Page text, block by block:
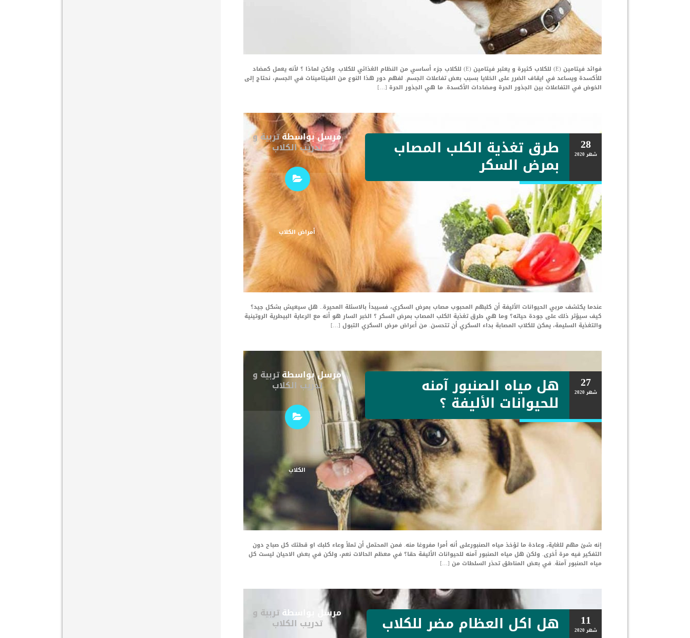
فوائد فيتامين (E) للكلاب كثيرة و يعتبر فيتامين (E) للكلاب جزء أساسي من النظام الغذائي للكلاب. ولكن لماذا ؟ لأنه يعمل كمضاد
للأكسدة ويساعد في ايقاف الضرر على الخلايا بسبب بعض تفاعلات الجسم. لفهم دور هذا النوع من الفيتامينات في الجسم، نحتاج إلى
الخوض في التفاعلات بين الجذور الحرة ومضادات الأكسدة. ما هي الجذور الحرة […]
28
شهر2020 طرق تغذية الكلب المصاب
بمرض السكر
مرسل بواسطةتربية و
تدريب الكلاب
أمراض الكلاب
عندما يكتشف مربي الحيوانات الأليفة أن كلبهم المحبوب مصاب بمرض السكري، فسيبدأ بالاسئلة المحيرة.. هل سيعيش بشكل جيد؟
كيف سيؤثر ذلك على جودة حياته؟ وما هي طرق تغذية الكلب المصاب بمرض السكر ؟ الخبر السار هو أنه مع الرعاية البيطرية الروتينية
والتغذية السليمة، يمكن للكلاب المصابة بداء السكري أن تتحسن. من أعراض مرض السكري التبول […]
27
شهر2020 هل مياه الصنبور آمنه
للحيوانات الأليفة ؟
مرسل بواسطةتربية و
تدريب الكلاب
الكلاب
إنه شئ مهم للغاية، وعادة ما تؤخذ مياه الصنبورعلى أنه أمرا مفروغا منه. فمن المحتمل أن تملأ وعاء كلبك او قطتك كل صباح دون
التفكير فيه مرة أخرى. ولكن هل مياه الصنبور آمنه للحيوانات الأليفة حقا؟ في معظم الحالات نعم، ولكن في بعض الاحيان ليست كل
مياه الصنبور آمنة. في بعض المناطق تحذر السلطات من […]
11
شهر2020 هل اكل العظام مضر للكلاب مرسل بواسطةتربية و
تدريب الكلاب